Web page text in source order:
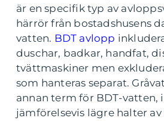
är en specifik typ av
härrör från bostadshusens
vatten. BDT avlopp
duschar, badkar, handfat,
tvättmaskiner men
som hanteras separat.
annan term för BDT-vatten,
jämförelsevis lägre halter